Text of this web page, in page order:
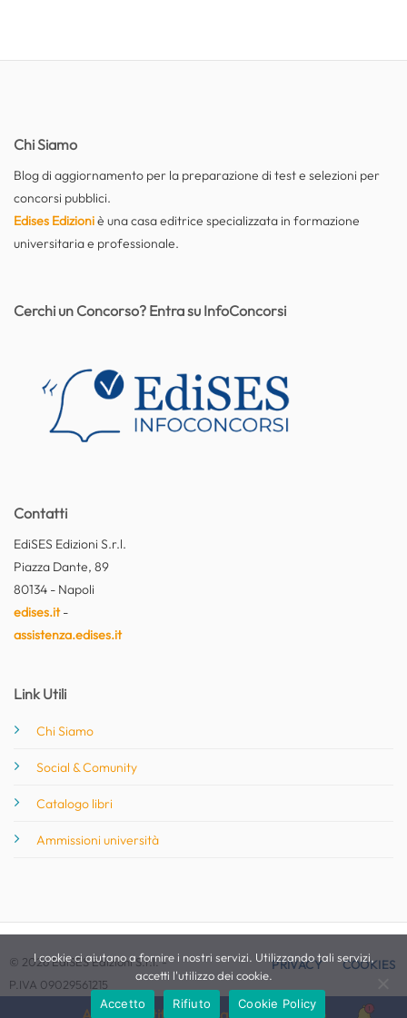
Attiva le notifiche per questo concorso
Chi Siamo
Blog di aggiornamento per la preparazione di test e selezioni per
concorsi pubblici.
Edises Edizioniè una casa editrice specializzata in formazione
universitaria e professionale.
Contatti
EdiSES Edizioni S.r.l.
Piazza Dante, 89
80134 - Napoli
edises.it-
assistenza.edises.it
Link Utili
Chi Siamo
Social & Comunity
Catalogo libri
Ammissioni università
Cerchi un Concorso? Entra su InfoConcorsi
© 2026 EdiSES Edizioni S.r.l. -
P.IVA 09029561215
PRIVACY COOKIES
I cookie ci aiutano a fornire i nostri servizi. Utilizzando tali servizi,
accetti l'utilizzo dei cookie.
Accetto
Rifiuto Cookie Policy